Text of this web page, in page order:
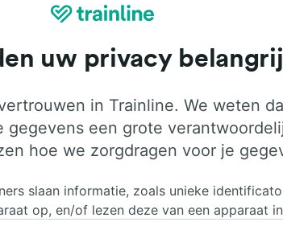
uw privacy
in Trainline. We weten
gegevens een grote
hoe we zorgdragen voor je
slaan informatie, zoals unieke
op, en/of lezen deze van een apparaat